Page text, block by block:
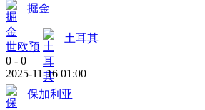
掘金
世欧预
土耳其
0 - 0
2025-11-16 01:00
保加利亚